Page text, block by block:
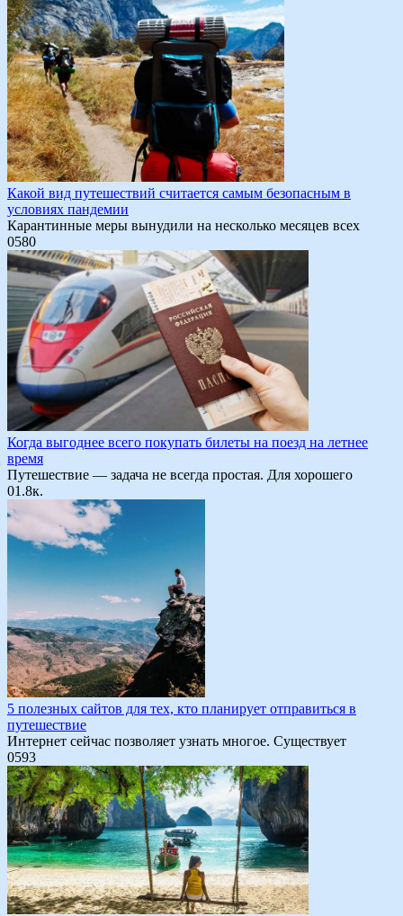
Какой вид путешествий считается самым безопасным в
условиях пандемии
Карантинные меры вынудили на несколько месяцев всех
0580
Когда выгоднее всего покупать билеты на поезд на летнее
время
Путешествие — задача не всегда простая. Для хорошего
01.8к.
5 полезных сайтов для тех, кто планирует отправиться в
путешествие
Интернет сейчас позволяет узнать многое. Существует
0593